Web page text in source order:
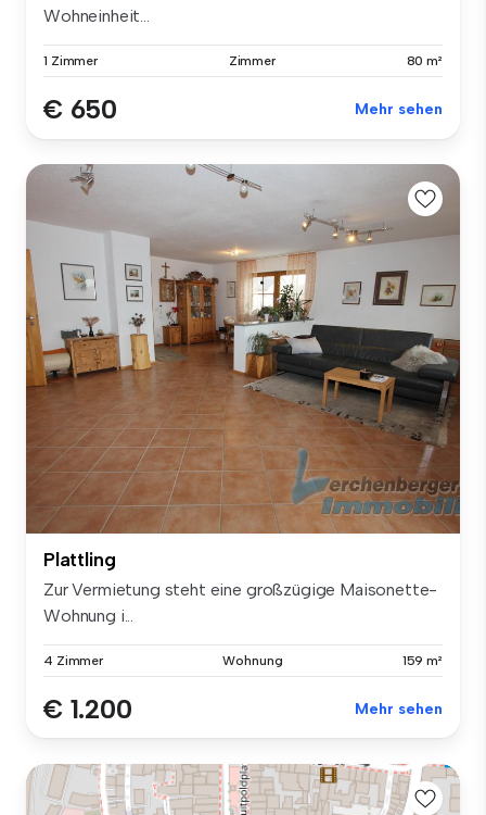
Wohneinheit...
1 Zimmer Zimmer 80 m²
€ 650 Mehr sehen
Plattling
Zur Vermietung steht eine großzügige Maisonette-
Wohnung i...
4 Zimmer Wohnung 159 m²
€ 1.200 Mehr sehen